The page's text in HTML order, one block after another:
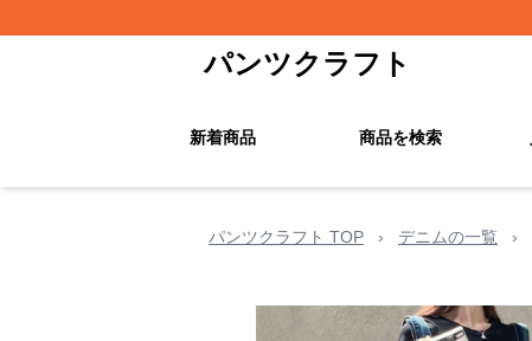
パンツクラフト
新着商品 商品を検索
パンツクラフト TOP › デニムの一覧 ›